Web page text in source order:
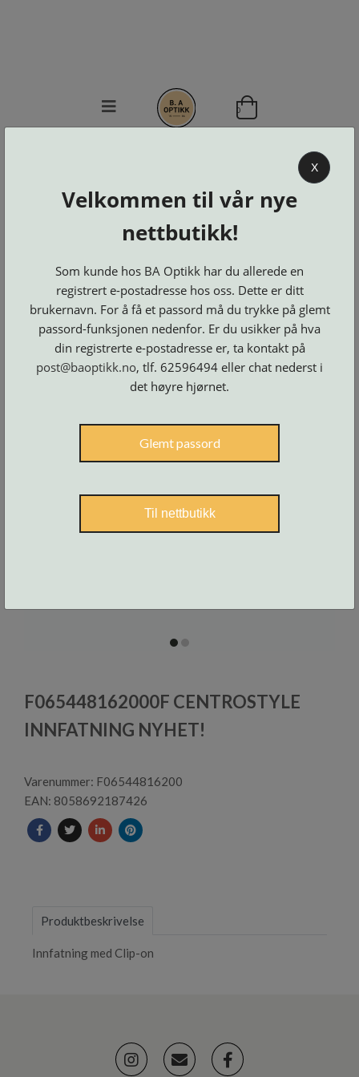
KONTAKT
BESTILL
LOGG INN
0
Brillerens
Brillesnorer
Clip-
on
og
Suncover
Etuier
Innfatninger
Lesebriller
Luper
og
Maskiner
Microkluter
Neseputer
og
Skruer
Solbriller
Verktøy
og
tilbehør
itemitem
of
2
F065448162000F CENTROSTYLE
INNFATNING NYHET!
Varenummer: F06544816200
EAN: 8058692187426
Produktbeskrivelse
Innfatning med Clip-on
X
Velkommen til vår nye
nettbutikk!
Som kunde hos BA Optikk har du allerede en
registrert e-postadresse hos oss. Dette er ditt
brukernavn. For å få et passord må du trykke på glemt
passord-funksjonen nedenfor. Er du usikker på hva
din registrerte e-postadresse er, ta kontakt på
post@baoptikk.no, tlf. 62596494 eller chat nederst i
det høyre hjørnet.
Glemt passord
Til nettbutikk